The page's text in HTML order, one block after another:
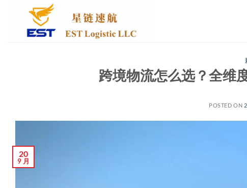
跨境物流怎么选？全维
POSTED ON
20
9 月